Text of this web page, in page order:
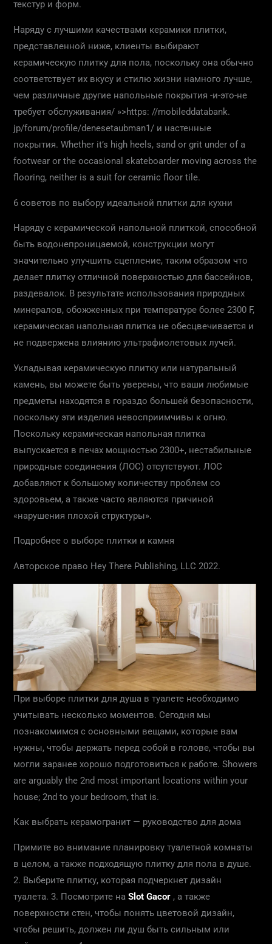
текстур и форм.
Наряду с лучшими качествами керамики плитки,
представленной ниже, клиенты выбирают
керамическую плитку для пола, поскольку она обычно
соответствует их вкусу и стилю жизни намного лучше,
чем различные другие напольные покрытия -и-это-не
требует обслуживания/ »>https: //mobileddatabank.
jp/forum/profile/denesetaubman1/ и настенные
покрытия. Whether it’s high heels, sand or grit under of a
footwear or the occasional skateboarder moving across the
flooring, neither is a suit for ceramic floor tile.
6 советов по выбору идеальной плитки для кухни
Наряду с керамической напольной плиткой, способной
быть водонепроницаемой, конструкции могут
значительно улучшить сцепление, таким образом что
делает плитку отличной поверхностью для бассейнов,
раздевалок. В результате использования природных
минералов, обожженных при температуре более 2300 F,
керамическая напольная плитка не обесцвечивается и
не подвержена влиянию ультрафиолетовых лучей.
Укладывая керамическую плитку или натуральный
камень, вы можете быть уверены, что ваши любимые
предметы находятся в гораздо большей безопасности,
поскольку эти изделия невосприимчивы к огню.
Поскольку керамическая напольная плитка
выпускается в печах мощностью 2300+, нестабильные
природные соединения (ЛОС) отсутствуют. ЛОС
добавляют к большому количеству проблем со
здоровьем, а также часто являются причиной
«нарушения плохой структуры».
Подробнее о выборе плитки и камня
Авторское право Hey There Publishing, LLC 2022.
При выборе плитки для душа в туалете необходимо
учитывать несколько моментов. Сегодня мы
познакомимся с основными вещами, которые вам
нужны, чтобы держать перед собой в голове, чтобы вы
могли заранее хорошо подготовиться к работе. Showers
are arguably the 2nd most important locations within your
house; 2nd to your bedroom, that is.
Как выбрать керамогранит — руководство для дома
Примите во внимание планировку туалетной комнаты
в целом, а также подходящую плитку для пола в душе.
2. Выберите плитку, которая подчеркнет дизайн
туалета. 3. Посмотрите наSlot Gacor , а также
поверхности стен, чтобы понять цветовой дизайн,
чтобы решить, должен ли душ быть сильным или